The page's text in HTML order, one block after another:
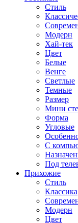
Стиль
Модерн
Хай-тек
Цвет
Белые
Венге
Светлые
Темные
Размер
Мини
Форма
Угловые
С
Под
Прихожие
Стиль
Классика
Модерн
Цвет